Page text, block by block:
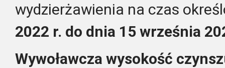
wydzierżawienia na czas
2022 r. do dnia 15 września
Wywoławcza wysokość